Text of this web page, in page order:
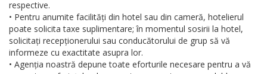
respective.
• Pentru anumite facilități din hotel sau din cameră, hotelierul
poate solicita taxe suplimentare; în momentul sosirii la hotel,
solicitați recepționerului sau conducătorului de grup să vă
informeze cu exactitate asupra lor.
• Agenția noastră depune toate eforturile necesare pentru a vă